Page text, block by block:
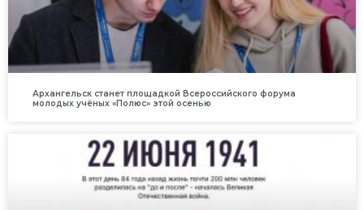
Архангельск станет площадкой Всероссийского форума
молодых учёных «Полюс» этой осенью